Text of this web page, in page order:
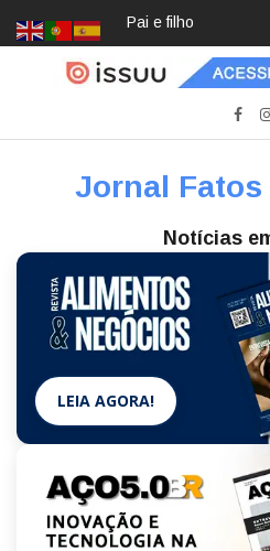
Pai e filho
Jornal
Notícias
LEIA AGORA!